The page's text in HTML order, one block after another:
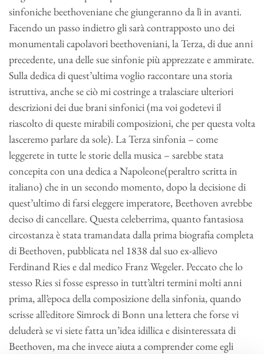
sinfoniche beethoveniane che giungeranno da lì in avanti.
Facendo un passo indietro gli sarà contrapposto uno dei
monumentali capolavori beethoveniani, la Terza, di due anni
precedente, una delle sue sinfonie più apprezzate e ammirate.
Sulla dedica di quest’ultima voglio raccontare una storia
istruttiva, anche se ciò mi costringe a tralasciare ulteriori
descrizioni dei due brani sinfonici (ma voi godetevi il
riascolto di queste mirabili composizioni, che per questa volta
lasceremo parlare da sole). La Terza sinfonia – come
leggerete in tutte le storie della musica – sarebbe stata
concepita con una dedica a Napoleone(peraltro scritta in
italiano) che in un secondo momento, dopo la decisione di
quest’ultimo di farsi eleggere imperatore, Beethoven avrebbe
deciso di cancellare. Questa celeberrima, quanto fantasiosa
circostanza è stata tramandata dalla prima biografia completa
di Beethoven, pubblicata nel 1838 dal suo ex-allievo
Ferdinand Ries e dal medico Franz Wegeler. Peccato che lo
stesso Ries si fosse espresso in tutt’altri termini molti anni
prima, all’epoca della composizione della sinfonia, quando
scrisse all’editore Simrock di Bonn una lettera che forse vi
deluderà se vi siete fatta un’idea idillica e disinteressata di
Beethoven, ma che invece aiuta a comprender come egli